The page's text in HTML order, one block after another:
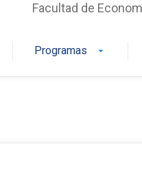
Facultad de
Programas arrow_drop_down